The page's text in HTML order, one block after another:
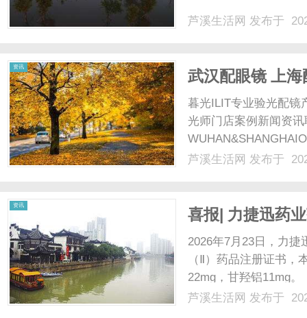
芦溪生活网 发布于
资讯
武汉配眼镜 上海
暮光ILIT专业验光配镜
光师门店案例新闻资
配镜的写字楼眼镜店
芦溪生活网 发布于
资讯
喜报| 力捷迅药
2026年7月23日，力
（Ⅱ）药品注册证书
22mg，甘羟铝11mg
2026S02608）。铝镁
芦溪生活网 发布于